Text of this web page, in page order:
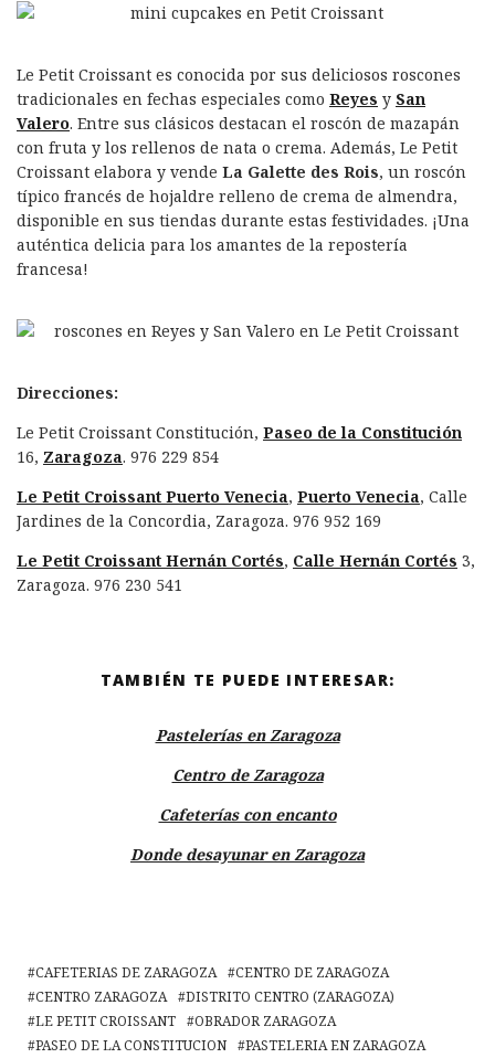
Le Petit Croissant es conocida por sus deliciosos roscones
tradicionales en fechas especiales como Reyes y San
Valero. Entre sus clásicos destacan el roscón de mazapán
con fruta y los rellenos de nata o crema. Además, Le Petit
Croissant elabora y vende La Galette des Rois, un roscón
típico francés de hojaldre relleno de crema de almendra,
disponible en sus tiendas durante estas festividades. ¡Una
auténtica delicia para los amantes de la repostería
francesa!
Direcciones:
Le Petit Croissant Constitución, Paseo de la Constitución
16, Zaragoza. 976 229 854
Le Petit Croissant Puerto Venecia, Puerto Venecia, Calle
Jardines de la Concordia, Zaragoza. 976 952 169
Le Petit Croissant Hernán Cortés, Calle Hernán Cortés 3,
Zaragoza. 976 230 541
TAMBIÉN TE PUEDE INTERESAR:
Pastelerías en Zaragoza
Centro de Zaragoza
Cafeterías con encanto
Donde desayunar en Zaragoza
CAFETERIAS DE ZARAGOZA
CENTRO DE ZARAGOZA
CENTRO ZARAGOZA
DISTRITO CENTRO (ZARAGOZA)
LE PETIT CROISSANT
OBRADOR ZARAGOZA
PASEO DE LA CONSTITUCION
PASTELERIA EN ZARAGOZA